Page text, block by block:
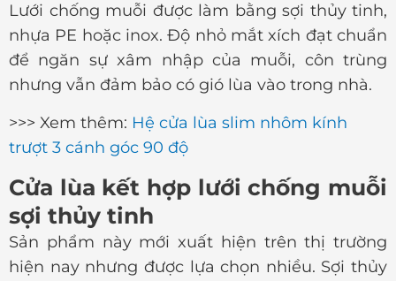
Lưới chống muỗi được làm bằng sợi thủy tinh,
nhựa PE hoặc inox. Độ nhỏ mắt xích đạt chuẩn
để ngăn sự xâm nhập của muỗi, côn trùng
nhưng vẫn đảm bảo có gió lùa vào trong nhà.
>>> Xem thêm: Hệ cửa lùa slim nhôm kính
trượt 3 cánh góc 90 độ
Cửa lùa kết hợp lưới chống muỗi
sợi thủy tinh
Sản phẩm này mới xuất hiện trên thị trường
hiện nay nhưng được lựa chọn nhiều. Sợi thủy